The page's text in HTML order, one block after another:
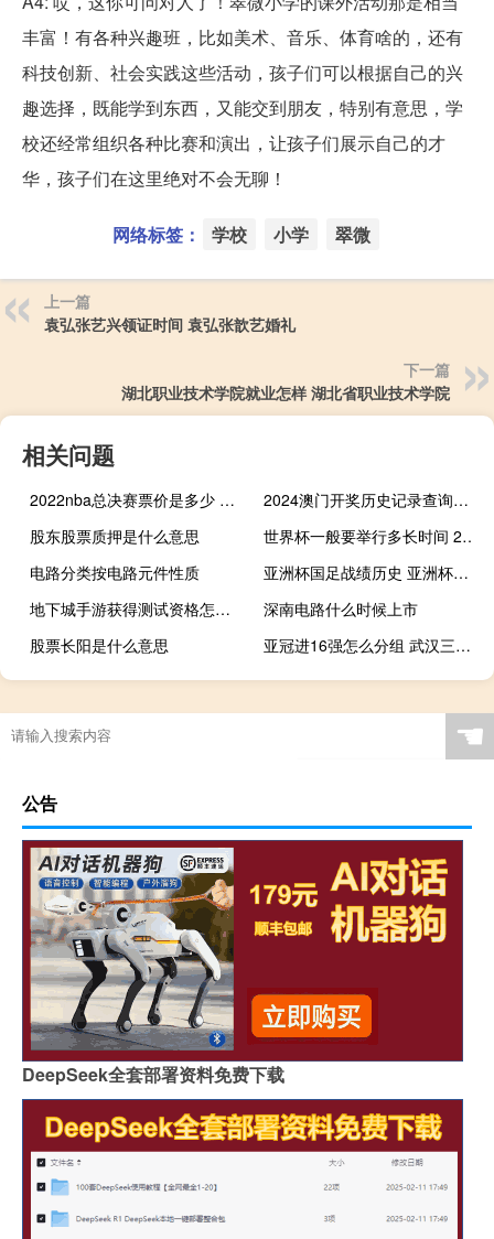
丰富！有各种兴趣班，比如美术、音乐、体育啥的，还有
科技创新、社会实践这些活动，孩子们可以根据自己的兴
趣选择，既能学到东西，又能交到朋友，特别有意思，学
校还经常组织各种比赛和演出，让孩子们展示自己的才
华，孩子们在这里绝对不会无聊！
网络标签： 学校 小学 翠微
上一篇
袁弘张艺兴领证时间 袁弘张歆艺婚礼
下一篇
湖北职业技术学院就业怎样 湖北省职业技术学院
相关问题
2022nba总决赛票价是多少 历年nba总决赛时间
2024澳门开奖历史记录查询结果，藐视精选答案落实_MX277.9
股东股票质押是什么意思
世界杯一般要举行多长时间 2018世界杯具体时间
电路分类按电路元件性质
亚洲杯国足战绩历史 亚洲杯国足比赛结果
地下城手游获得测试资格怎么玩 地下城与勇士手游内测
深南电路什么时候上市
股票长阳是什么意思
亚冠进16强怎么分组 武汉三镇亚冠分组
☚
公告
DeepSeek全套部署资料免费下载